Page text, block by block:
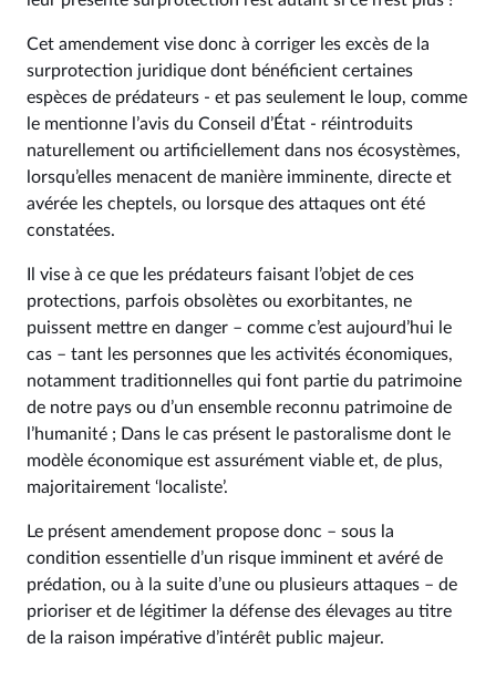
Cet amendement vise donc à corriger les excès de la
surprotection juridique dont bénéficient certaines
espèces de prédateurs - et pas seulement le loup, comme
le mentionne l’avis du Conseil d’État - réintroduits
naturellement ou artificiellement dans nos écosystèmes,
lorsqu’elles menacent de manière imminente, directe et
avérée les cheptels, ou lorsque des attaques ont été
constatées.
Il vise à ce que les prédateurs faisant l’objet de ces
protections, parfois obsolètes ou exorbitantes, ne
puissent mettre en danger – comme c’est aujourd’hui le
cas – tant les personnes que les activités économiques,
notamment traditionnelles qui font partie du patrimoine
de notre pays ou d’un ensemble reconnu patrimoine de
l’humanité ; Dans le cas présent le pastoralisme dont le
modèle économique est assurément viable et, de plus,
majoritairement ‘localiste’.
Le présent amendement propose donc – sous la
condition essentielle d’un risque imminent et avéré de
prédation, ou à la suite d’une ou plusieurs attaques – de
prioriser et de légitimer la défense des élevages au titre
de la raison impérative d’intérêt public majeur.